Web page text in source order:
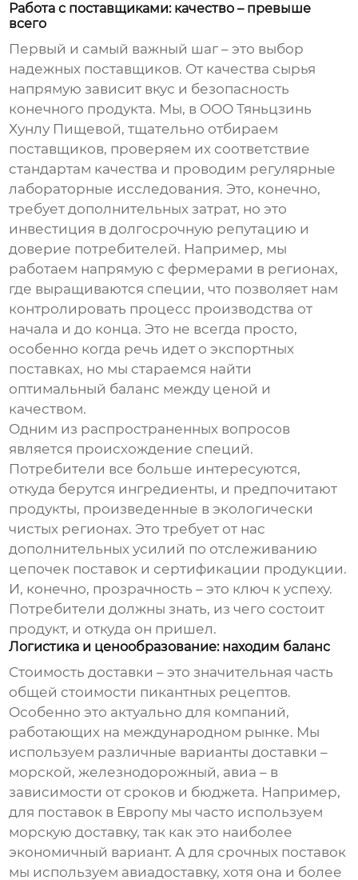
Работа с поставщиками: качество – превыше
всего
Первый и самый важный шаг – это выбор
надежных поставщиков. От качества сырья
напрямую зависит вкус и безопасность
конечного продукта. Мы, в ООО Тяньцзинь
Хунлу Пищевой, тщательно отбираем
поставщиков, проверяем их соответствие
стандартам качества и проводим регулярные
лабораторные исследования. Это, конечно,
требует дополнительных затрат, но это
инвестиция в долгосрочную репутацию и
доверие потребителей. Например, мы
работаем напрямую с фермерами в регионах,
где выращиваются специи, что позволяет нам
контролировать процесс производства от
начала и до конца. Это не всегда просто,
особенно когда речь идет о экспортных
поставках, но мы стараемся найти
оптимальный баланс между ценой и
качеством.
Одним из распространенных вопросов
является происхождение специй.
Потребители все больше интересуются,
откуда берутся ингредиенты, и предпочитают
продукты, произведенные в экологически
чистых регионах. Это требует от нас
дополнительных усилий по отслеживанию
цепочек поставок и сертификации продукции.
И, конечно, прозрачность – это ключ к успеху.
Потребители должны знать, из чего состоит
продукт, и откуда он пришел.
Логистика и ценообразование: находим баланс
Стоимость доставки – это значительная часть
общей стоимости пикантных рецептов.
Особенно это актуально для компаний,
работающих на международном рынке. Мы
используем различные варианты доставки –
морской, железнодорожный, авиа – в
зависимости от сроков и бюджета. Например,
для поставок в Европу мы часто используем
морскую доставку, так как это наиболее
экономичный вариант. А для срочных поставок
мы используем авиадоставку, хотя она и более